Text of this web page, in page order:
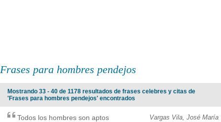
Frases para hombres pendejos
Mostrando 33 - 40 de 1178 resultados de frases celebres y citas de
'Frases para hombres pendejos' encontrados
Vargas Vila, José María
Todos los hombres son aptos